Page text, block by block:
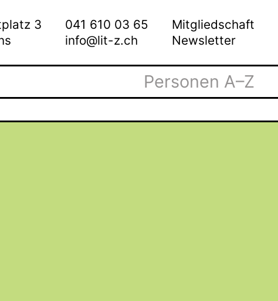
3
041 610 03 65
info@lit-z.ch
Mitgliedschaft
Newsletter
Personen A–Z